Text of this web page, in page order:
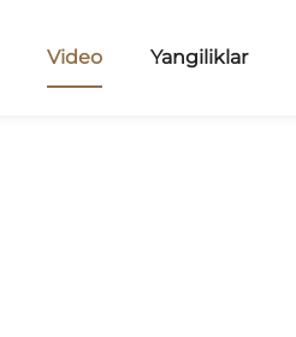
Video Yangiliklar